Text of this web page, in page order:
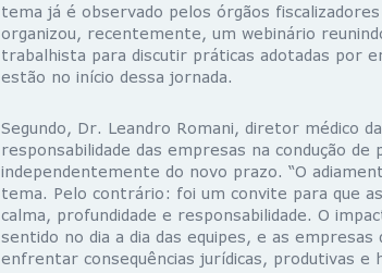
tema já é observado pelos órgãos
organizou, recentemente, um webinário
trabalhista para discutir práticas adotadas por
estão no início dessa jornada.
Segundo, Dr. Leandro Romani, diretor médico
responsabilidade das empresas na condução
independentemente do novo prazo. “O
tema. Pelo contrário: foi um convite para que
calma, profundidade e responsabilidade. O
sentido no dia a dia das equipes, e as
enfrentar consequências jurídicas, produtivas e